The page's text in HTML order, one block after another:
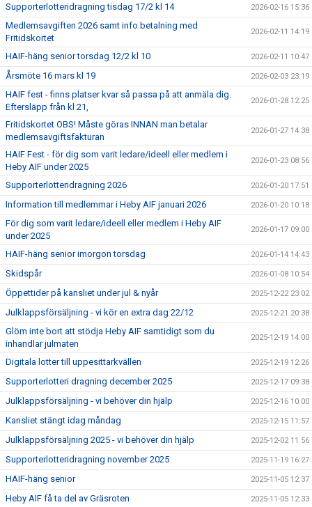
Supporterlotteridragning tisdag 17/2 kl 14 2026-02-16 15:36
Medlemsavgiften 2026 samt info betalning med
Fritidskortet
2026-02-11 14:19
HAIF-häng senior torsdag 12/2 kl 10 2026-02-11 10:47
Årsmöte 16 mars kl 19 2026-02-03 23:19
HAIF fest - finns platser kvar så passa på att anmäla dig.
Eftersläpp från kl 21,
2026-01-28 12:25
Fritidskortet OBS! Måste göras INNAN man betalar
medlemsavgiftsfakturan
2026-01-27 14:38
HAIF Fest - för dig som varit ledare/ideell eller medlem i
Heby AIF under 2025
2026-01-23 08:56
Supporterlotteridragning 2026 2026-01-20 17:51
Information till medlemmar i Heby AIF januari 2026 2026-01-20 10:18
För dig som varit ledare/ideell eller medlem i Heby AIF
under 2025
2026-01-17 09:00
HAIF-häng senior imorgon torsdag 2026-01-14 14:43
Skidspår 2026-01-08 10:54
Öppettider på kansliet under jul & nyår 2025-12-22 23:02
Julklappsförsäljning - vi kör en extra dag 22/12 2025-12-21 20:38
Glöm inte bort att stödja Heby AIF samtidigt som du
inhandlar julmaten
2025-12-19 14:00
Digitala lotter till uppesittarkvällen 2025-12-19 12:26
Supporterlotteri dragning december 2025 2025-12-17 09:38
Julklappsförsäljning - vi behöver din hjälp 2025-12-16 10:00
Kansliet stängt idag måndag 2025-12-15 11:57
Julklappsförsäljning 2025 - vi behöver din hjälp 2025-12-02 11:56
Supporterlotteridragning november 2025 2025-11-19 16:27
HAIF-häng senior 2025-11-05 12:37
Heby AIF få ta del av Gräsroten 2025-11-05 12:33